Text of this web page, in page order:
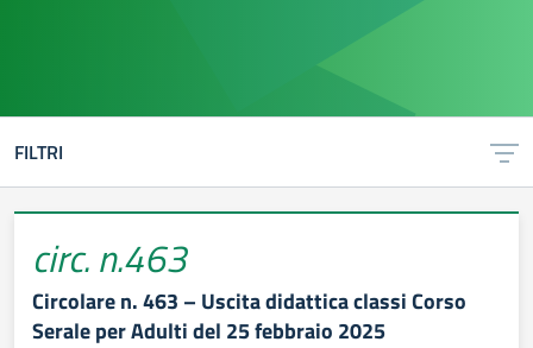
FILTRI
circ. n.463
Circolare n. 463 – Uscita didattica classi Corso
Serale per Adulti del 25 febbraio 2025